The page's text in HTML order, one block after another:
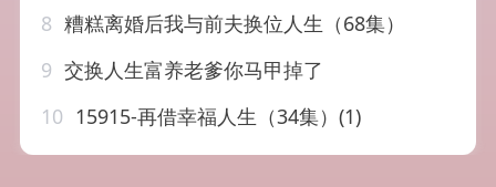
8 糟糕离婚后我与前夫换位人生（68集）
9 交换人生富养老爹你马甲掉了
10 15915-再借幸福人生（34集）(1)